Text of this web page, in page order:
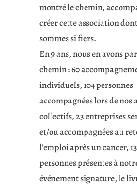
montré le chemin,
créer cette association
sommes si fiers.
En 9 ans, nous en avons
chemin : 60
individuels, 104 personnes
accompagnées lors de nos
collectifs, 23 entreprises
et/ou accompagnées au
l’emploi après un cancer,
personnes présentes à
événement signature, le